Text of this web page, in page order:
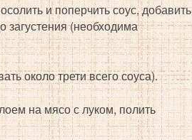
и поперчить соус, добавить
загустения (необходима
около трети всего соуса).
на мясо с луком, полить